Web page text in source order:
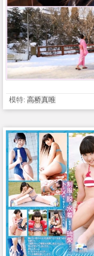
模特: 高桥真唯